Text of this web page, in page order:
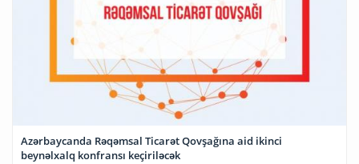
Azərbaycanda Rəqəmsal Ticarət Qovşağına aid ikinci
beynəlxalq konfransı keçiriləcək